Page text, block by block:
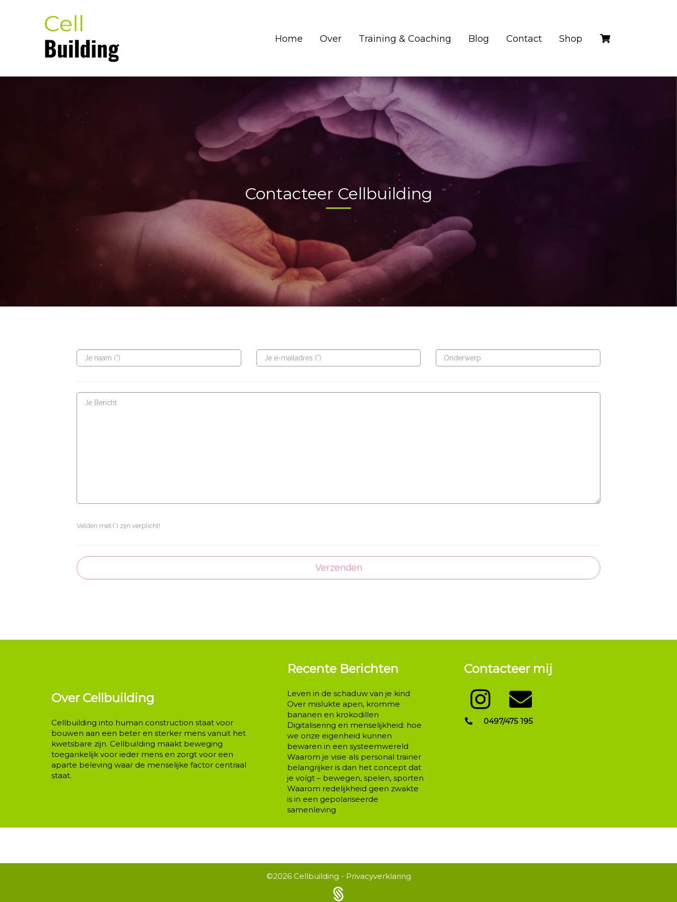
Home Over Training & Coaching Blog Contact Shop
Contacteer Cellbuilding
Velden met (*) zijn verplicht!
Over Cellbuilding
Cellbuilding into human construction staat voor
bouwen aan een beter en sterker mens vanuit het
kwetsbare zijn. Cellbuilding maakt beweging
toegankelijk voor ieder mens en zorgt voor een
aparte beleving waar de menselijke factor centraal
staat.
Recente Berichten
Leven in de schaduw van je kind
Over mislukte apen, kromme
bananen en krokodillen
Digitalisering en menselijkheid: hoe
we onze eigenheid kunnen
bewaren in een systeemwereld
Waarom je visie als personal trainer
belangrijker is dan het concept dat
je volgt – bewegen, spelen, sporten
Waarom redelijkheid geen zwakte
is in een gepolariseerde
samenleving
Contacteer mij
0497/475 195
©2026 Cellbuilding - Privacyverklaring